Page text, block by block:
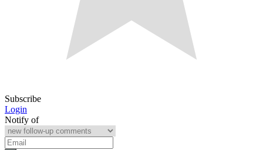
Subscribe
Login
Notify of